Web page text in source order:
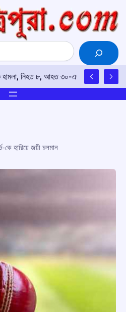
হামলা, নিহত ৮, আহত ৩০-এর বেশি; অভিযুক্ত
কে হারিয়ে জয়ী চলমান